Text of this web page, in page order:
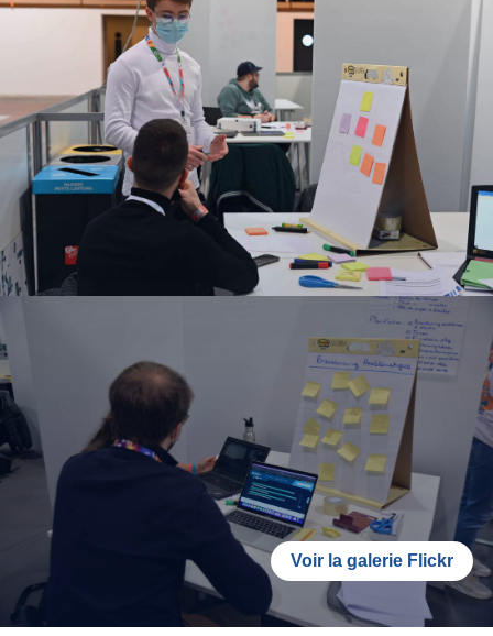
Voir la galerie Flickr